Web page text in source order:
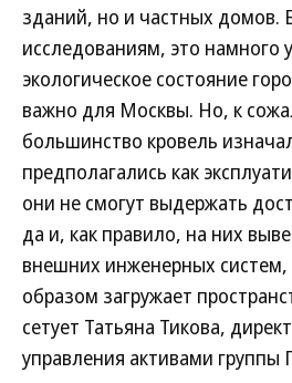
зданий, но и частных домов.
исследованиям, это намного
экологическое состояние
важно для Москвы. Но, к
большинство кровель
предполагались как
они не смогут выдержать
да и, как правило, на них
внешних инженерных
образом загружает
сетует Татьяна Тикова,
управления активами группы